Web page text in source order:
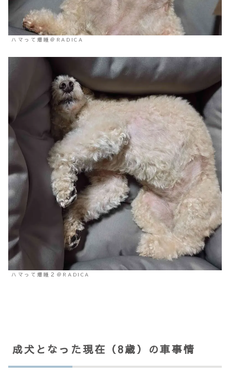
ハマって爆睡＠RADICA
ハマって爆睡２＠RADICA
成犬となった現在（8歳）の車事情